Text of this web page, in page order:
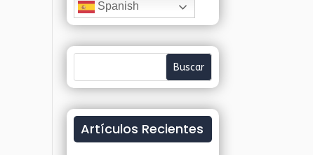
Spanish
Artículos Recientes